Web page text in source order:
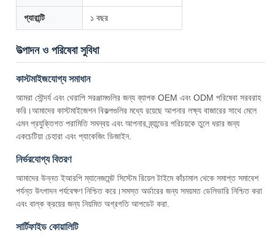
গ্যারান্টি ১ বছর
উত্পাদন ও পরিষেবা সুবিধা
কাস্টমাইজযোগ্য সমাধান
আমরা সৌন্দর্য এবং থেরাপি সরঞ্জামগুলির জন্য ব্যাপক OEM এবং ODM পরিষেবা সরবরাহ
করি।আমাদের কাস্টমাইজেশন বিকল্পগুলির মধ্যে রয়েছে আপনার লক্ষ্য বাজারের সাথে মেলে
এমন প্রযুক্তিগত পরামিতি সমন্বয় এবং আপনার ব্র্যান্ডের পরিচয়কে তুলে ধরার জন্য
একচেটিয়া চেহারা এবং প্যাকেজিং ডিজাইন.
নির্ভরযোগ্য বিতরণ
আমাদের উন্নত ইআরপি ম্যানেজমেন্ট সিস্টেম রিয়েল টাইমে কাঁচামাল থেকে সমাপ্ত সমাবেশ
পর্যন্ত উৎপাদন পর্যবেক্ষণ নিশ্চিত করে।সমস্ত অর্ডারের জন্য সময়মত ডেলিভারি নিশ্চিত করা
এবং বাল্ক ক্রয়ের জন্য নিয়মিত অগ্রগতি আপডেট করা.
সার্টিফাইড কোয়ালিটি